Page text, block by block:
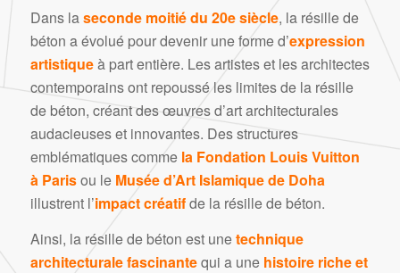
Dans laseconde moitié du 20e siècle, la résille de
béton a évolué pour devenir une forme d’expression
artistiqueà part entière. Les artistes et les architectes
contemporains ont repoussé les limites de la résille
de béton, créant des œuvres d’art architecturales
audacieuses et innovantes. Des structures
emblématiques commela Fondation Louis Vuitton
à Parisou le Musée d’Art Islamique de Doha
illustrent l’impact créatifde la résille de béton.
Ainsi, la résille de béton est unetechnique
architecturale fascinantequi a unehistoire riche et